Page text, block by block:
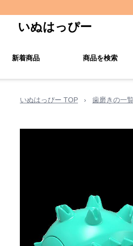
いぬはっぴー
新着商品 商品を検索
いぬはっぴー TOP › 歯磨きの一覧